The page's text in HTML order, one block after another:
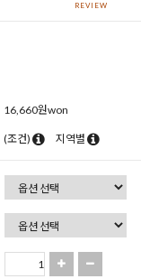
REVIEW
16,660원won
(조건) 지역별